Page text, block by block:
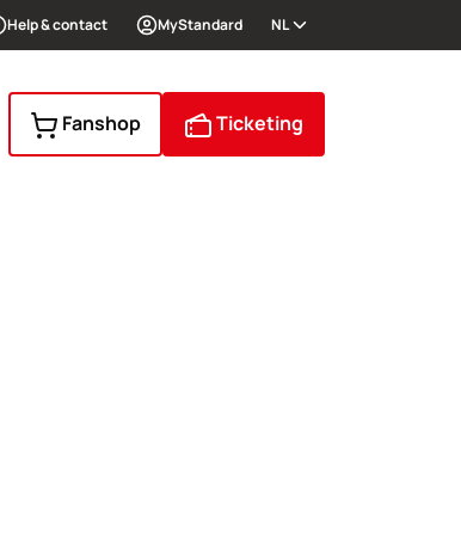
Help & contact MyStandard NL
Fanshop Ticketing